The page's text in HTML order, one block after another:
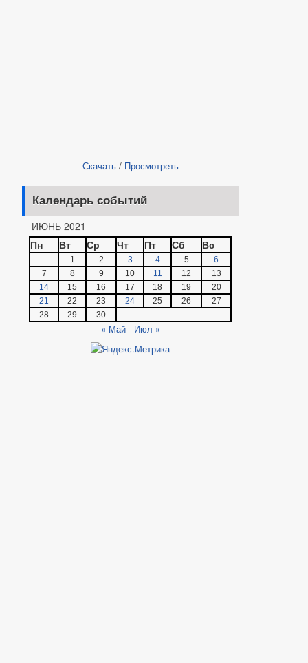
Скачать/ Просмотреть
Календарь событий
ИЮНЬ 2021
Пн
Вт Ср Чт Пт Сб Вс
1 2 3 4 5
6
7
8 9 10 11 12
13
14
15 16 17 18 19
20
21
22 23 24 25 26
27
28
29 30
« Май Июл »